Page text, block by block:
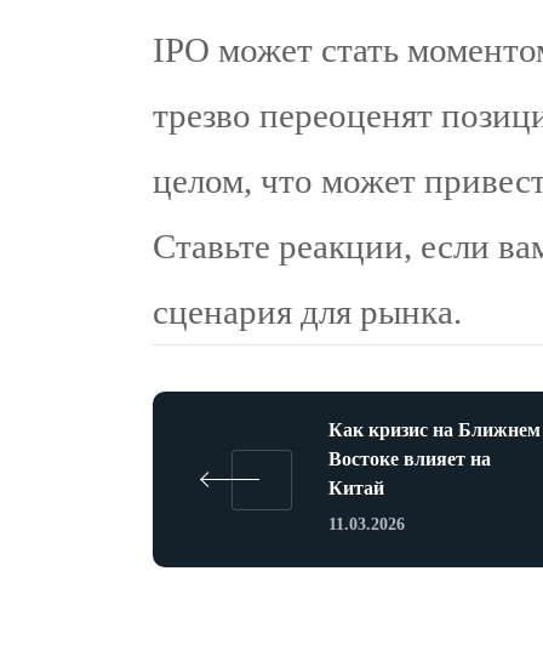
IPO может стать
трезво переоценят
целом, что может
Ставьте реакции, если
сценария для рынка.
Как кризис на Ближнем
Востоке влияет на
Китай
11.03.2026